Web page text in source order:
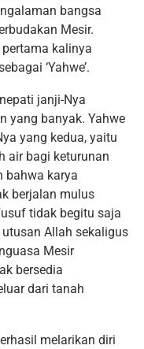
bangsa
Mesir.
kalinya
‘Yahwe’.
janji-Nya
yang banyak. Yahwe
yang kedua, yaitu
air bagi keturunan
bahwa karya
berjalan mulus
tidak begitu saja
Allah sekaligus
Mesir
bersedia
dari tanah
melarikan diri